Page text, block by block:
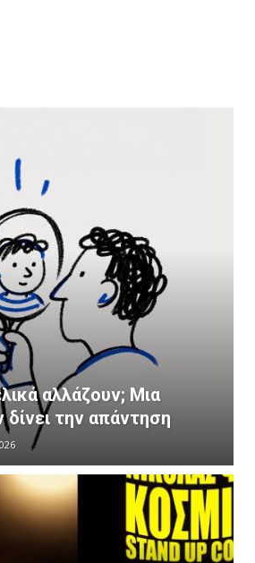
αλλάζουν; Μια
την απάντηση